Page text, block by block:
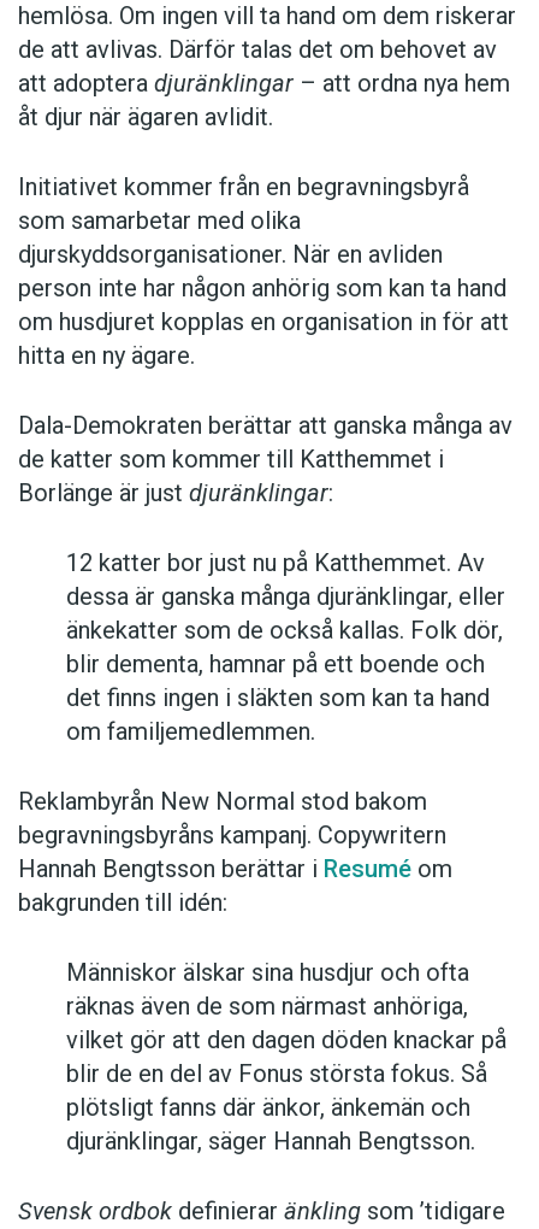
hemlösa. Om ingen vill ta hand om dem riskerar
de att avlivas. Därför talas det om behovet av
att adoptera djuränklingar – att ordna nya hem
åt djur när ägaren avlidit.
Initiativet kommer från en begravningsbyrå
som samarbetar med olika
djurskyddsorganisationer. När en avliden
person inte har någon anhörig som kan ta hand
om husdjuret kopplas en organisation in för att
hitta en ny ägare.
Dala-Demokraten berättar att ganska många av
de katter som kommer till Katthemmet i
Borlänge är just djuränklingar:
12 katter bor just nu på Katthemmet. Av
dessa är ganska många djuränklingar, eller
änkekatter som de också kallas. Folk dör,
blir dementa, hamnar på ett boende och
det finns ingen i släkten som kan ta hand
om familjemedlemmen.
Reklambyrån New Normal stod bakom
begravningsbyråns kampanj. Copywritern
Hannah Bengtsson berättar i Resumé om
bakgrunden till idén:
Människor älskar sina husdjur och ofta
räknas även de som närmast anhöriga,
vilket gör att den dagen döden knackar på
blir de en del av Fonus största fokus. Så
plötsligt fanns där änkor, änkemän och
djuränklingar, säger Hannah Bengtsson.
Svensk ordbok definierar änkling som ’tidigare